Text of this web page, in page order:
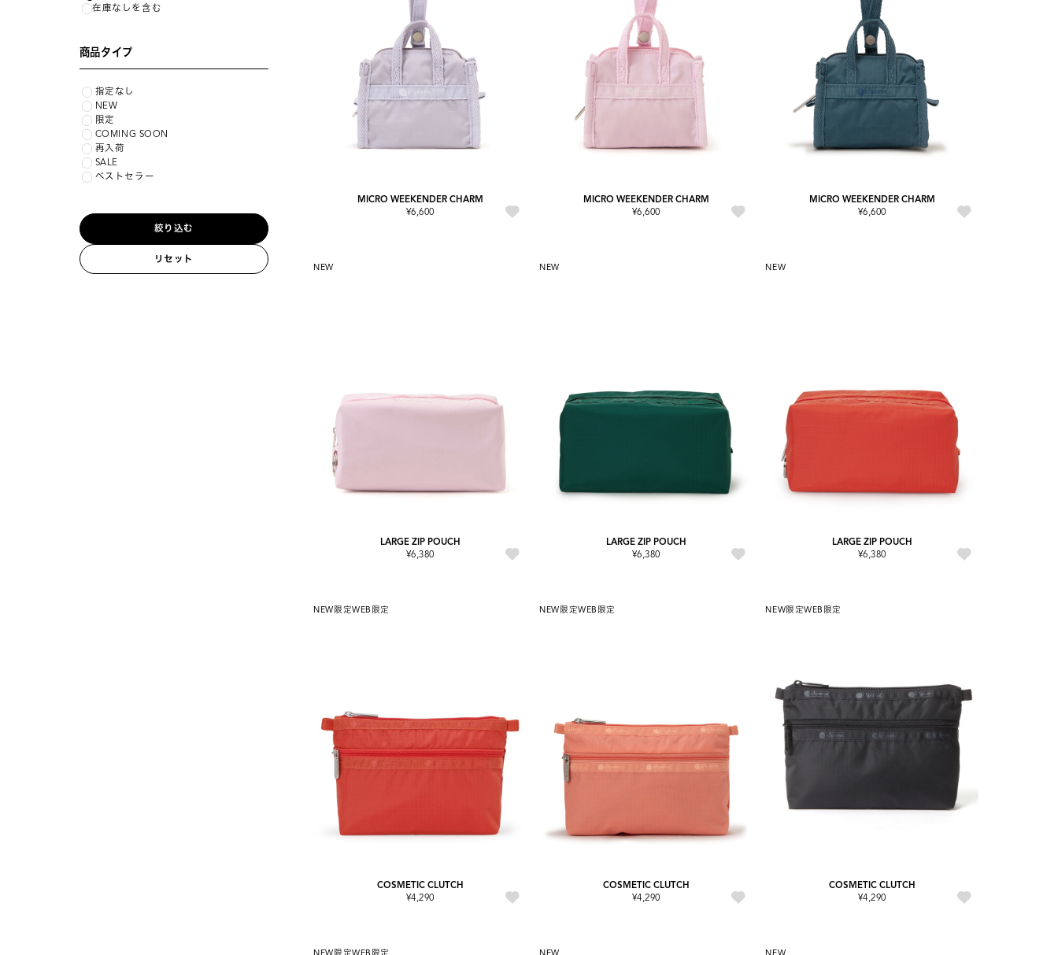
在庫なしを含む
商品タイプ
指定なし
NEW
限定
COMING SOON
再入荷
SALE
ベストセラー
絞り込む
リセット
MICRO WEEKENDER CHARM
¥6,600
MICRO WEEKENDER CHARM
¥6,600
MICRO WEEKENDER CHARM
¥6,600
NEW
LARGE ZIP POUCH
¥6,380
NEW
LARGE ZIP POUCH
¥6,380
NEW
LARGE ZIP POUCH
¥6,380
NEW 限定WEB限定
COSMETIC CLUTCH
¥4,290
NEW 限定WEB限定
COSMETIC CLUTCH
¥4,290
NEW限定WEB限定
COSMETIC CLUTCH
¥4,290